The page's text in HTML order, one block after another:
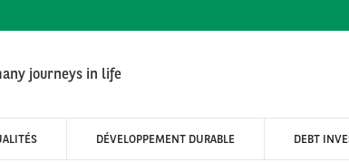
journeys in life
DÉVELOPPEMENT DURABLE DEBT